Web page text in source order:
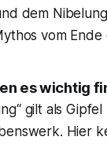
dem
vom
es wichtig
gilt als
Hier